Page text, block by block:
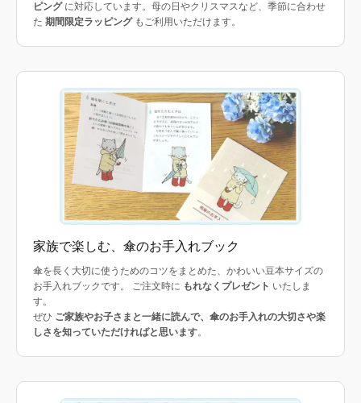
ピングに対応しています。母の日やクリスマスなど、季節に合わせ
た 期間限定ラッピングもご利用いただけます。
家族で楽しむ、傘のお手入れブック
傘を長く大切に使うためのコツをまとめた、かわいい豆本サイズの
お手入れブックです。 ご注文時に もれなくプレゼント いたしま
す。
ぜひ ご家族やお子さまと一緒に読んで、傘のお手入れの大切さや楽
しさを知っていただければと思います。